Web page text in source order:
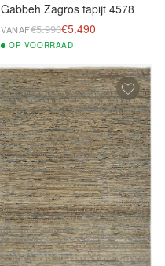
Gabbeh Zagros tapijt 4578
VANAF€5.990€5.490
OP VOORRAAD